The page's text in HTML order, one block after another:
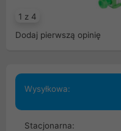
1 z 4
Dodaj pierwszą opinię
Wysyłkowa:
Stacjonarna: